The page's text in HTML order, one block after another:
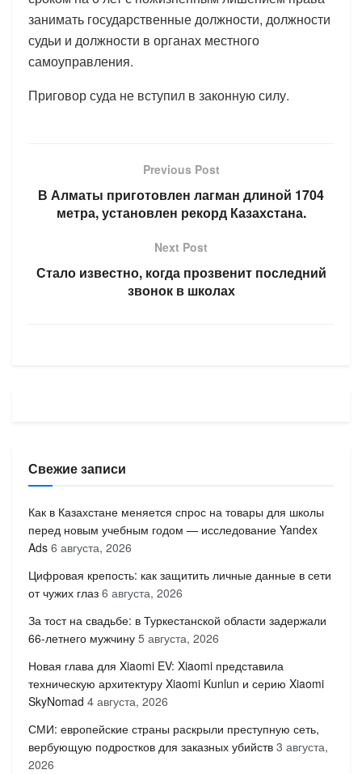
занимать государственные должности, должности
судьи и должности в органах местного
самоуправления.
Приговор суда не вступил в законную силу.
Previous Post
В Алматы приготовлен лагман длиной 1704
метра, установлен рекорд Казахстана.
Next Post
Стало известно, когда прозвенит последний
звонок в школах
Свежие записи
Как в Казахстане меняется спрос на товары для школы
перед новым учебным годом — исследование Yandex
Ads 6 августа, 2026
Цифровая крепость: как защитить личные данные в сети
от чужих глаз 6 августа, 2026
За тост на свадьбе: в Туркестанской области задержали
66-летнего мужчину 5 августа, 2026
Новая глава для Xiaomi EV: Xiaomi представила
техническую архитектуру Xiaomi Kunlun и серию Xiaomi
SkyNomad 4 августа, 2026
СМИ: европейские страны раскрыли преступную сеть,
вербующую подростков для заказных убийств 3 августа,
2026